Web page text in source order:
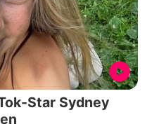
Star Sydney